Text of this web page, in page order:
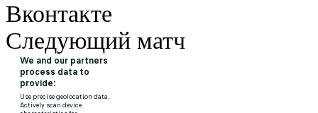
Вконтакте
Следующий матч